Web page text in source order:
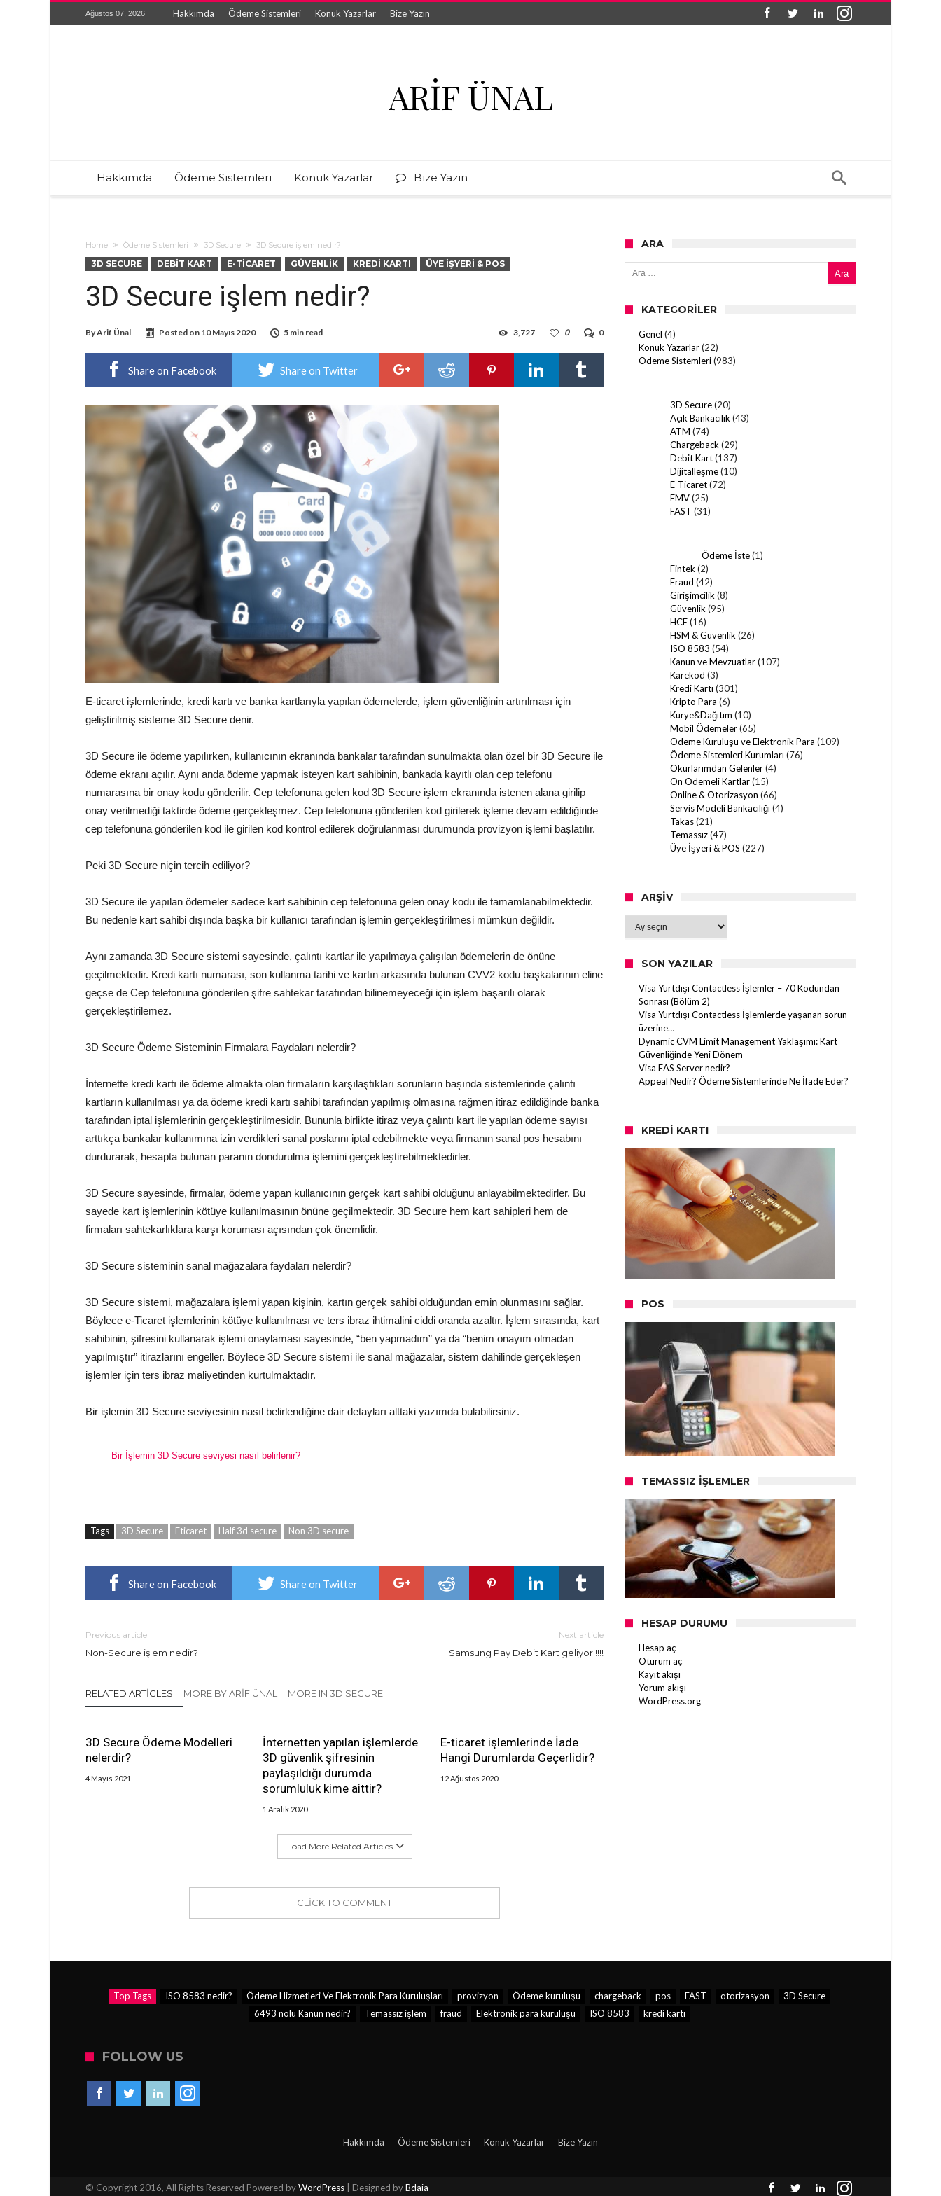
Ağustos 07, 2026 Hakkımda Ödeme Sistemleri Konuk Yazarlar Bize Yazın
ARIF ÜNAL
Hakkımda Ödeme Sistemleri Konuk Yazarlar Bize Yazın
Home Ödeme Sistemleri 3D Secure 3D Secure işlem nedir?
3D SECURE DEBIT KART E-TICARET GÜVENLIK KREDI KARTI ÜYE İŞYERI & POS
3D Secure işlem nedir?
ByArif Ünal Posted on 10 Mayıs 2020 5 min read 0
0
3,727
Share on Facebook Share on Twitter
E-ticaret işlemlerinde, kredi kartı ve banka kartlarıyla yapılan ödemelerde, işlem güvenliğinin artırılması için
geliştirilmiş sisteme 3D Secure denir.
3D Secure ile ödeme yapılırken, kullanıcının ekranında bankalar tarafından sunulmakta olan özel bir 3D Secure ile
ödeme ekranı açılır. Aynı anda ödeme yapmak isteyen kart sahibinin, bankada kayıtlı olan cep telefonu
numarasına bir onay kodu gönderilir. Cep telefonuna gelen kod 3D Secure işlem ekranında istenen alana girilip
onay verilmediği taktirde ödeme gerçekleşmez. Cep telefonuna gönderilen kod girilerek işleme devam edildiğinde
cep telefonuna gönderilen kod ile girilen kod kontrol edilerek doğrulanması durumunda provizyon işlemi başlatılır.
Peki 3D Secure niçin tercih ediliyor?
3D Secure ile yapılan ödemeler sadece kart sahibinin cep telefonuna gelen onay kodu ile tamamlanabilmektedir.
Bu nedenle kart sahibi dışında başka bir kullanıcı tarafından işlemin gerçekleştirilmesi mümkün değildir.
Aynı zamanda 3D Secure sistemi sayesinde, çalıntı kartlar ile yapılmaya çalışılan ödemelerin de önüne
geçilmektedir. Kredi kartı numarası, son kullanma tarihi ve kartın arkasında bulunan CVV2 kodu başkalarının eline
geçse de Cep telefonuna gönderilen şifre sahtekar tarafından bilinemeyeceği için işlem başarılı olarak
gerçekleştirilemez.
3D Secure Ödeme Sisteminin Firmalara Faydaları nelerdir?
İnternette kredi kartı ile ödeme almakta olan firmaların karşılaştıkları sorunların başında sistemlerinde çalıntı
kartların kullanılması ya da ödeme kredi kartı sahibi tarafından yapılmış olmasına rağmen itiraz edildiğinde banka
tarafından iptal işlemlerinin gerçekleştirilmesidir. Bununla birlikte itiraz veya çalıntı kart ile yapılan ödeme sayısı
arttıkça bankalar kullanımına izin verdikleri sanal poslarını iptal edebilmekte veya firmanın sanal pos hesabını
durdurarak, hesapta bulunan paranın dondurulma işlemini gerçekleştirebilmektedirler.
3D Secure sayesinde, firmalar, ödeme yapan kullanıcının gerçek kart sahibi olduğunu anlayabilmektedirler. Bu
sayede kart işlemlerinin kötüye kullanılmasının önüne geçilmektedir. 3D Secure hem kart sahipleri hem de
firmaları sahtekarlıklara karşı koruması açısından çok önemlidir.
3D Secure sisteminin sanal mağazalara faydaları nelerdir?
3D Secure sistemi, mağazalara işlemi yapan kişinin, kartın gerçek sahibi olduğundan emin olunmasını sağlar.
Böylece e-Ticaret işlemlerinin kötüye kullanılması ve ters ibraz ihtimalini ciddi oranda azaltır. İşlem sırasında, kart
sahibinin, şifresini kullanarak işlemi onaylaması sayesinde, “ben yapmadım” ya da “benim onayım olmadan
yapılmıştır” itirazlarını engeller. Böylece 3D Secure sistemi ile sanal mağazalar, sistem dahilinde gerçekleşen
işlemler için ters ibraz maliyetinden kurtulmaktadır.
Bir işlemin 3D Secure seviyesinin nasıl belirlendiğine dair detayları alttaki yazımda bulabilirsiniz.
Bir İşlemin 3D Secure seviyesi nasıl belirlenir?
Tags 3D Secure Eticaret Half 3d secure Non 3D secure
Share on Facebook Share on Twitter
Previous article
Non-Secure işlem nedir?
Next article
Samsung Pay Debit Kart geliyor !!!!
RELATED ARTICLES MORE BY ARIF ÜNAL MORE IN 3D SECURE
3D Secure Ödeme Modelleri
nelerdir?
4 Mayıs 2021
İnternetten yapılan işlemlerde
3D güvenlik şifresinin
paylaşıldığı durumda
sorumluluk kime aittir?
1 Aralık 2020
E-ticaret işlemlerinde İade
Hangi Durumlarda Geçerlidir?
12 Ağustos 2020
Load More Related Articles
CLICK TO COMMENT
ARA
Arama:
KATEGORILER
Genel (4)
Konuk Yazarlar(22)
Ödeme Sistemleri(983)
3D Secure(20)
Açık Bankacılık (43)
ATM (74)
Chargeback (29)
Debit Kart(137)
Dijitalleşme(10)
E-Ticaret(72)
EMV(25)
FAST (31)
Ödeme İste(1)
Fintek (2)
Fraud (42)
Girişimcilik (8)
Güvenlik (95)
HCE(16)
HSM & Güvenlik (26)
ISO 8583 (54)
Kanun ve Mevzuatlar(107)
Karekod (3)
Kredi Kartı (301)
Kripto Para (6)
Kurye&Dağıtım (10)
Mobil Ödemeler(65)
Ödeme Kuruluşu ve Elektronik Para (109)
Ödeme Sistemleri Kurumları (76)
Okurlarımdan Gelenler(4)
Ön Ödemeli Kartlar(15)
Online & Otorizasyon (66)
Servis Modeli Bankacılığı (4)
Takas(21)
Temassız(47)
Üye İşyeri & POS (227)
ARŞIV
SON YAZILAR
Visa Yurtdışı Contactless İşlemler – 70 Kodundan
Sonrası (Bölüm 2)
Visa Yurtdışı Contactless İşlemlerde yaşanan sorun
üzerine…
Dynamic CVM Limit Management Yaklaşımı: Kart
Güvenliğinde Yeni Dönem
Visa EAS Server nedir?
Appeal Nedir? Ödeme Sistemlerinde Ne İfade Eder?
KREDI KARTI
POS
TEMASSIZ İŞLEMLER
HESAP DURUMU
Hesap aç
Oturum aç
Kayıt akışı
Yorum akışı
WordPress.org
Top Tags ISO 8583 nedir? Ödeme Hizmetleri Ve Elektronik Para Kuruluşları provizyon Ödeme kuruluşu chargeback pos FAST otorizasyon
3D Secure
6493 nolu Kanun nedir?
Temassız işlem fraud Elektronik para kuruluşu ISO 8583 kredi kartı
FOLLOW US
Hakkımda Ödeme Sistemleri Konuk Yazarlar Bize Yazın
© Copyright 2016, All Rights Reserved Powered byWordPress | Designed byBdaia